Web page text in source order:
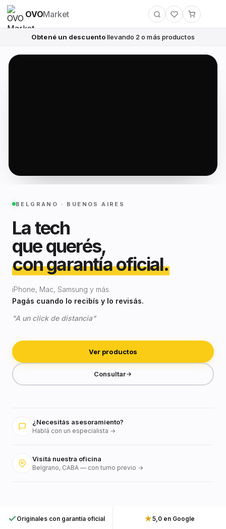
OVOMarket
Obtené un descuentollevando 2 o más productos
BELGRANO · BUENOS AIRES
La tech
que querés,
con garantía oficial.
iPhone, Mac, Samsung y más.
Pagás cuando lo recibís y lo revisás.
"A un click de distancia"
Ver productos
Consultar
¿Necesitás asesoramiento?
Hablá con un especialista →
Visitá nuestra oficina
Belgrano, CABA — con turno previo →
Originales con garantía oficial ★5,0 en Google